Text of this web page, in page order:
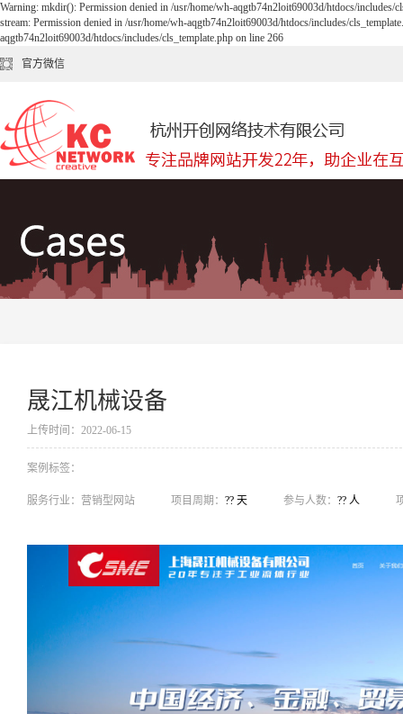
Warning: mkdir(): Permission denied in /usr/home/wh-aqgtb74n2loit69003d/htdocs/
stream: Permission denied in /usr/home/wh-aqgtb74n2loit69003d/htdocs/includes/
aqgtb74n2loit69003d/htdocs/includes/cls_template.php on line 266
官方微信
晟江机械设备
上传时间：2022-06-15
案例标签：
服务行业： 营销型网站 项目周期： ?? 天 参与人数： ?? 人